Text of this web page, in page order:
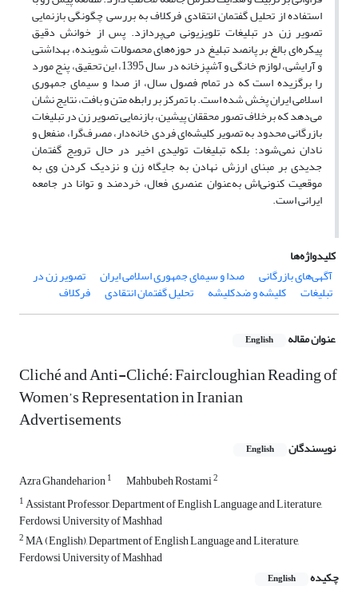
استفاده از تحلیل گفتمان انتقادی فرکلاف به بررسی چگونگی بازنمایی
تصویر زن در تبلیغات تلویزیونی می‌‌پردازد. پس از خوانش دقیق
پیکره‌ای بالغ بر پانصد تبلیغ در حوزه‌های‌ محصولات شوینده، بهداشتی
و آرایشی، لوازم خانگی و آشپزخانه در سال 1395، این تحقیق، پنج مورد
را برگزیده است که در تمام فصول سال، از صدا و سیمای جمهوری
اسلامی ایران پخش شده ‌است. با تمرکز بر رابطه متن و بافت، نتایج نشان
می‌‌دهد که برخلاف تصور محققان پیشین، بازنمایی تصویر زن در تبلیغات
بازرگانی محدود به تصویر کلیشه‌ای ‌فردی خانه‌‌دار، مصرف‌‌گرا، منفعل و
نادان نمی‌‌شود؛ بلکه تبلیغات تولیدی اخیر در حال ترویج گفتمان
جدیدی بر مبنای ارزش نهادن به جایگاه زن و نزدیک کردن وی به
موقعیت کنونی‌‌اش به‌عنوان عنصری فعال، خردمند و توانا در جامعه
ایرانی است.
کلیدواژه‌ها
آگهی‌‌های‌ بازرگانی
صدا و سیمای جمهوری اسلامی ایران تصویر زن در
تبلیغات کلیشه و ضدکلیشه تحلیل گفتمان انتقادی فرکلاف
عنوان مقاله English
Cliché and Anti-Cliché: Faircloughian Reading of
Women’s Representation in Iranian
Advertisements
نویسندگان English
Azra Ghandeharion1 Mahbubeh Rostami2
1Assistant Professor, Department of English Language and Literature,
Ferdowsi University of Mashhad
2MA (English), Department of English Language and Literature,
Ferdowsi University of Mashhad
چکیده
English